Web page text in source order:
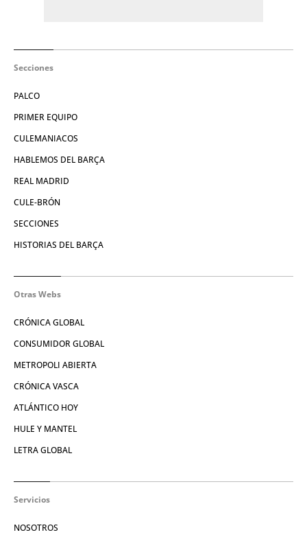
Secciones
PALCO
PRIMER EQUIPO
CULEMANIACOS
HABLEMOS DEL BARÇA
REAL MADRID
CULE-BRÓN
SECCIONES
HISTORIAS DEL BARÇA
Otras Webs
CRÓNICA GLOBAL
CONSUMIDOR GLOBAL
METROPOLI ABIERTA
CRÓNICA VASCA
ATLÁNTICO HOY
HULE Y MANTEL
LETRA GLOBAL
Servicios
NOSOTROS